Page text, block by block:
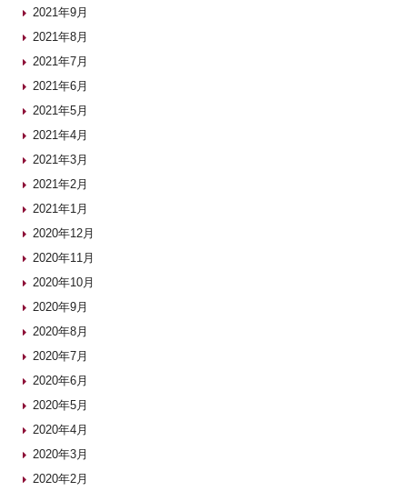
2021年9月
2021年8月
2021年7月
2021年6月
2021年5月
2021年4月
2021年3月
2021年2月
2021年1月
2020年12月
2020年11月
2020年10月
2020年9月
2020年8月
2020年7月
2020年6月
2020年5月
2020年4月
2020年3月
2020年2月